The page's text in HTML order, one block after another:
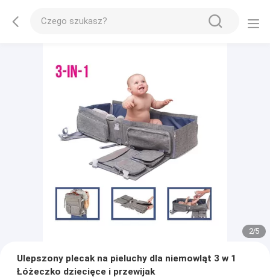
2/5
Ulepszony plecak na pieluchy dla niemowląt 3 w 1
Łóżeczko dziecięce i przewijak